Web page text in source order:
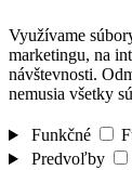
Využívame
marketingu, na
návštevnosti.
nemusia všetky
Funkčné
Predvoľby